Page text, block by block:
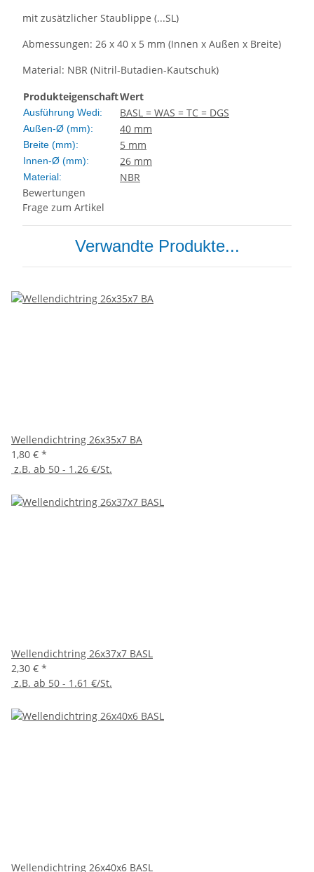
mit zusätzlicher Staublippe (...SL)
Abmessungen: 26 x 40 x 5 mm (Innen x Außen x Breite)
Material: NBR (Nitril-Butadien-Kautschuk)
ProdukteigenschaftWert
Ausführung Wedi: BASL = WAS = TC = DGS
Außen-Ø (mm): 40 mm
Breite (mm): 5 mm
Innen-Ø (mm): 26 mm
Material:
NBR
Bewertungen
Frage zum Artikel
Verwandte Produkte...
Wellendichtring 26x35x7 BA
1,80 € *
z.B. ab 50 - 1.26 €/St.
Wellendichtring 26x37x7 BASL
2,30 € *
z.B. ab 50 - 1.61 €/St.
Wellendichtring 26x40x6 BASL